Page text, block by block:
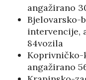
angažirano
Bjelovarsko-
intervencije,
84vozila
Koprivničko-
angažirano